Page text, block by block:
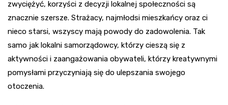
zwyciężyć, korzyści z decyzji lokalnej społeczności są
znacznie szersze. Strażacy, najmłodsi mieszkańcy oraz ci
nieco starsi, wszyscy mają powody do zadowolenia. Tak
samo jak lokalni samorządowcy, którzy cieszą się z
aktywności i zaangażowania obywateli, którzy kreatywnymi
pomysłami przyczyniają się do ulepszania swojego
otoczenia.